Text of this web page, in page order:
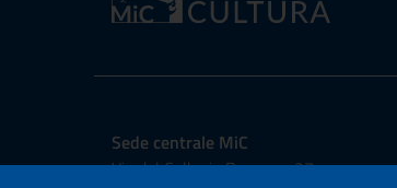
Sede centrale MiC
Via del Collegio Romano, 27